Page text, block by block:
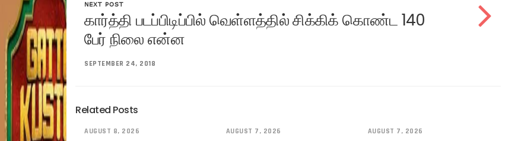
NEXT POST
கார்த்தி படப்பிடிப்பில் வெள்ளத்தில் சிக்கிக் கொண்ட 140
பேர் நிலை என்ன
SEPTEMBER 24, 2018
Related Posts
AUGUST 8, 2026 AUGUST 7, 2026 AUGUST 7, 2026